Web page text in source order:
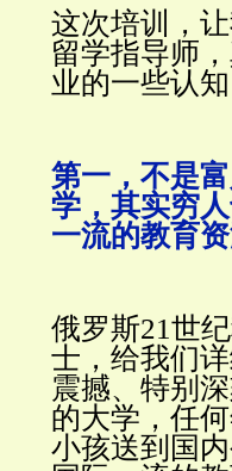
这次培训，
留学指导师
业的一些认
第一，不是
学，其实穷
一流的教育
俄罗斯21世
士，给我们
震撼、特别深
的大学，任
小孩送到国